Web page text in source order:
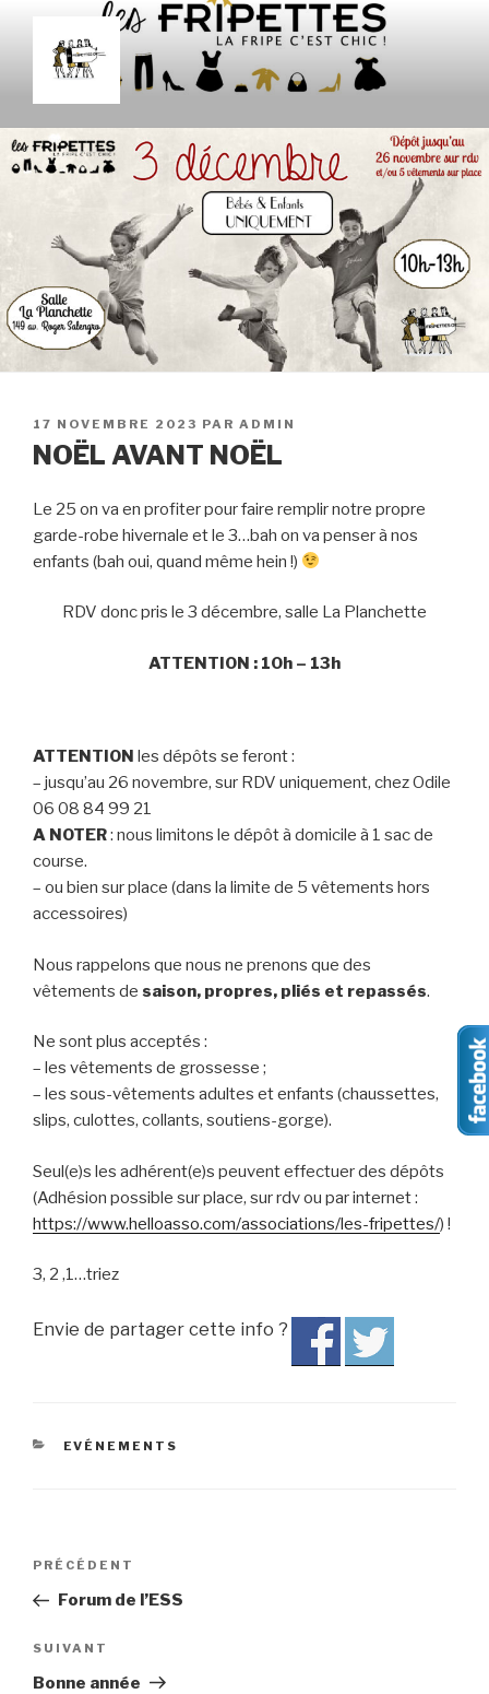
contenu
LES FRIPETTES
PUBLIÉ
LE
17 NOVEMBRE 2023 PAR ADMIN
NOËL AVANT NOËL
Le 25 on va en profiter pour faire remplir notre propre
garde-robe hivernale et le 3…bah on va penser à nos
enfants (bah oui, quand même hein !)
RDV donc pris le 3 décembre, salle La Planchette
ATTENTION : 10h – 13h
ATTENTION les dépôts se feront :
– jusqu’au 26 novembre, sur RDV uniquement, chez Odile
06 08 84 99 21
A NOTER: nous limitons le dépôt à domicile à 1 sac de
course.
– ou bien sur place (dans la limite de 5 vêtements hors
accessoires)
Nous rappelons que nous ne prenons que des
vêtements de saison, propres, pliés et repassés.
Ne sont plus acceptés :
– les vêtements de grossesse ;
– les sous-vêtements adultes et enfants (chaussettes,
slips, culottes, collants, soutiens-gorge).
Seul(e)s les adhérent(e)s peuvent effectuer des dépôts
(Adhésion possible sur place, sur rdv ou par internet :
https://www.helloasso.com/associations/les-fripettes/) !
3, 2 ,1…triez
Envie de partager cette info ?
CATÉGORIES
EVÉNEMENTS
Navigation
l’article
Article
précédent
PRÉCÉDENT
Forum de l’ESS
Article
suivant
SUIVANT
Bonne année